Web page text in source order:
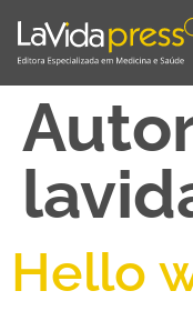
Hello